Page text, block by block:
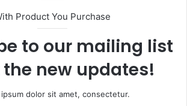
Product You Purchase
to our mailing list
new updates!
ipsum dolor sit amet, consectetur.